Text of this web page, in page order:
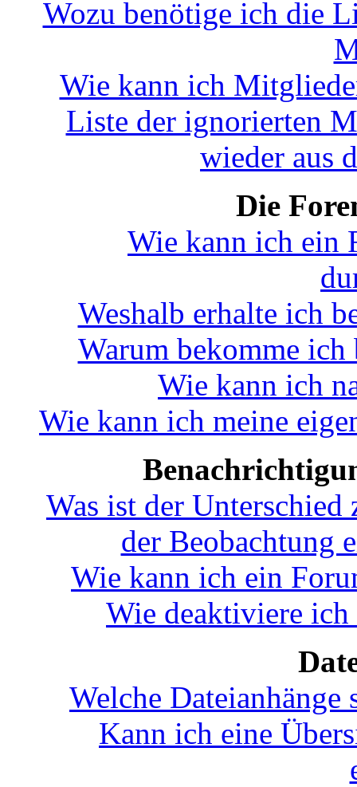
Wozu benötige ich die
Wie kann ich
Liste der ignorierten
wieder aus
Die
Wie kann ich ein
Weshalb erhalte ich
Warum bekomme ich
Wie kann ich
Wie kann ich meine
Was ist der Unterschied
der Beobachtung
Wie kann ich ein
Wie deaktiviere
Welche
Kann ich eine